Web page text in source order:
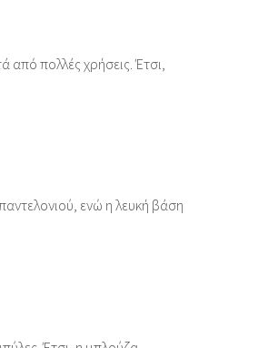
από πολλές χρήσεις. Έτσι,
ενώ η λευκή βάση